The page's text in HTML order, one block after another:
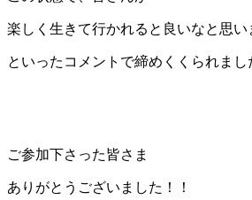
楽しく生きて行かれると良いなと思い
といったコメントで締めくくられまし
ご参加下さった皆さま
ありがとうございました！！